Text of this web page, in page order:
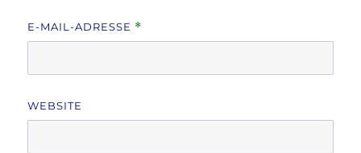
E-MAIL-ADRESSE *
WEBSITE